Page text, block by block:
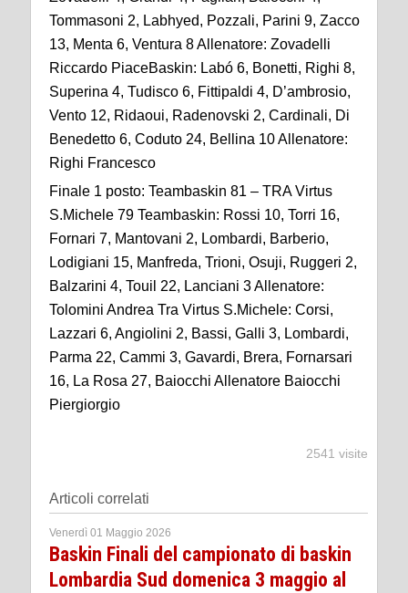
Tommasoni 2, Labhyed, Pozzali, Parini 9, Zacco
13, Menta 6, Ventura 8 Allenatore: Zovadelli
Riccardo PiaceBaskin: Labó 6, Bonetti, Righi 8,
Superina 4, Tudisco 6, Fittipaldi 4, D’ambrosio,
Vento 12, Ridaoui, Radenovski 2, Cardinali, Di
Benedetto 6, Coduto 24, Bellina 10 Allenatore:
Righi Francesco
Finale 1 posto: Teambaskin 81 – TRA Virtus
S.Michele 79 Teambaskin: Rossi 10, Torri 16,
Fornari 7, Mantovani 2, Lombardi, Barberio,
Lodigiani 15, Manfreda, Trioni, Osuji, Ruggeri 2,
Balzarini 4, Touil 22, Lanciani 3 Allenatore:
Tolomini Andrea Tra Virtus S.Michele: Corsi,
Lazzari 6, Angiolini 2, Bassi, Galli 3, Lombardi,
Parma 22, Cammi 3, Gavardi, Brera, Fornarsari
16, La Rosa 27, Baiocchi Allenatore Baiocchi
Piergiorgio
2541 visite
Articoli correlati
Venerdì 01 Maggio 2026
Baskin Finali del campionato di baskin
Lombardia Sud domenica 3 maggio al